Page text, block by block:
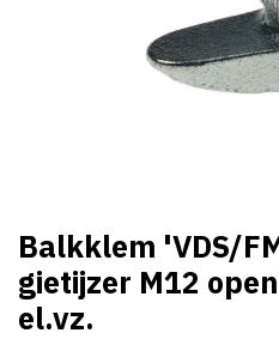
Balkklem 'VDS/
gietijzer M12
el.vz.